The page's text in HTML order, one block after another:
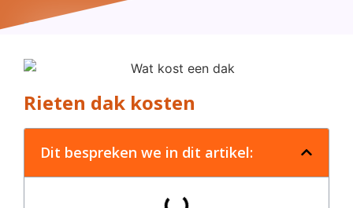
Rieten dak kosten
Dit bespreken we in dit artikel: